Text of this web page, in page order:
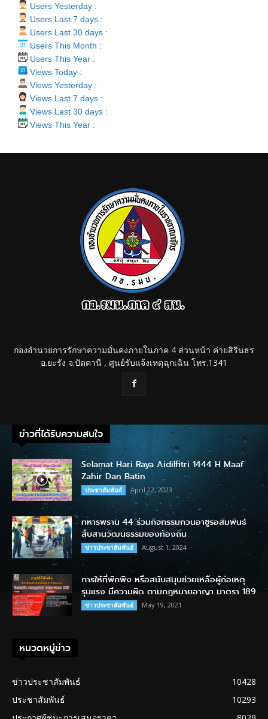
Users Yesterday :
Users Last 7 days :
Users Last 30 days :
Users This Month :
Users This Year :
Views Today :
Views Yesterday :
Views Last 7 days :
Views Last 30 days :
Views This Year :
กองอำนวยการรักษาความมั่นคงภายในภาค 4 ส่วนหน้า ค่ายสิรินธร
อ.ยะรัง จ.ปัตตานี , ศูนย์รับแจ้งเหตุฉุกเฉิน โทร.1341
ข่าวที่ได้รับความสนใจ
Selamat Hari Raya Aidilfitri 1444 H Maaf
Zahir Dan Batin
ประชาสัมพันธ์ April 22, 2023
ทหารพราน 44 ร่วมกิจกรรมกวนอาซูรอสัมพันธ์
สืบสานวัฒนธรรมของท้องถิ่น
ข่าวประชาสัมพันธ์ August 1, 2024
การให้ที่พักพิง หรือสนับสนุนช่วยเหลือผู้ก่อเหตุ
รุนแรง มีความผิด ตามกฎหมายอาญา มาตรา 189
ข่าวประชาสัมพันธ์ May 19, 2021
หมวดหมู่ข่าว
ข่าวประชาสัมพันธ์
10428
ประชาสัมพันธ์
10293